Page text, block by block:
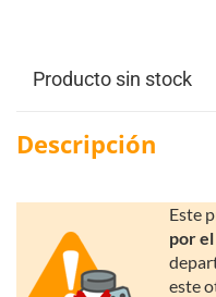
Producto sin stock
Descripción
Este
por
este